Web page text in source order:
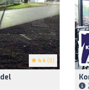
4.4 (8)